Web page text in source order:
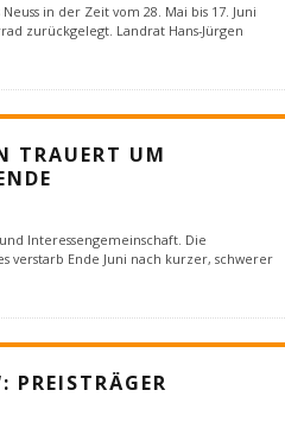
in der Zeit vom 28. Mai bis 17. Juni
zurückgelegt. Landrat Hans-Jürgen
TRAUERT UM
Interessengemeinschaft. Die
verstarb Ende Juni nach kurzer, schwerer
PREISTRÄGER